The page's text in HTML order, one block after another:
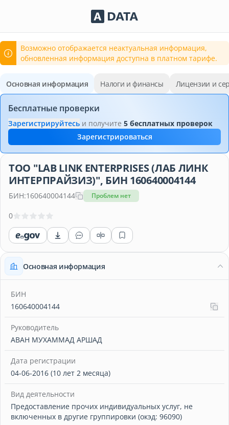
Сервисы Adata.kz
Возможно отображается неактуальная информация,
обновленная информация доступна в платном тарифе.
Основная информация Налоги и финансы Лицензии и
Бесплатные проверки
Зарегистрируйтесь и получите 5 бесплатных проверок
Зарегистрироваться
ТОО "LAB LINK ENTERPRISES (ЛАБ ЛИНК
ИНТЕРПРАЙЗИЗ)", БИН 160640004144
БИН:160640004144 Проблем нет
0
Основная информация
БИН
160640004144
Руководитель
АВАН МУХАММАД АРШАД
Дата регистрации
04-06-2016 (10 лет 2 месяца)
Вид деятельности
Предоставление прочих индивидуальных услуг, не
включенных в другие группировки (окэд: 96090)